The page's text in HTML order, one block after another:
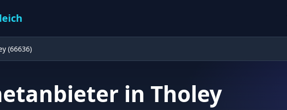
(66636)
in Tholey